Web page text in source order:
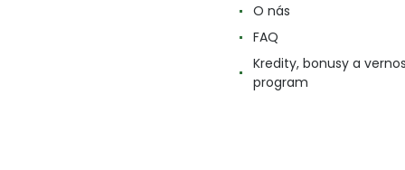
O nás
FAQ
Kredity, bonusy a
program